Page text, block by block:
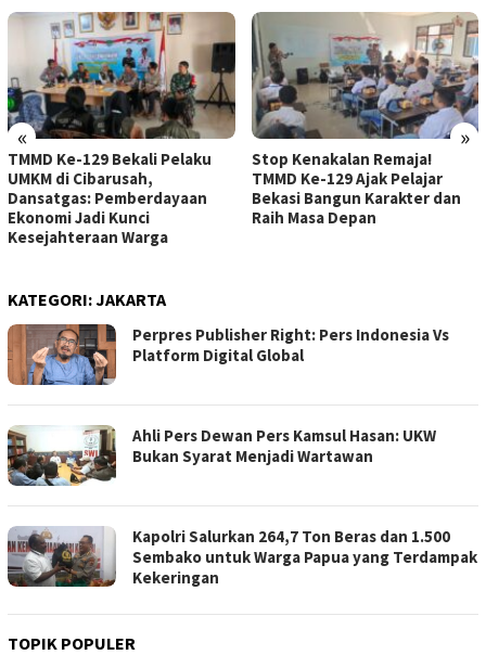
« »
TMMD Ke-129 Bekali Pelaku
UMKM di Cibarusah,
Dansatgas: Pemberdayaan
Ekonomi Jadi Kunci
Kesejahteraan Warga
Stop Kenakalan Remaja!
TMMD Ke-129 Ajak Pelajar
Bekasi Bangun Karakter dan
Raih Masa Depan
KATEGORI:JAKARTA
Perpres Publisher Right: Pers Indonesia Vs
Platform Digital Global
Ahli Pers Dewan Pers Kamsul Hasan: UKW
Bukan Syarat Menjadi Wartawan
Kapolri Salurkan 264,7 Ton Beras dan 1.500
Sembako untuk Warga Papua yang Terdampak
Kekeringan
TOPIK POPULER